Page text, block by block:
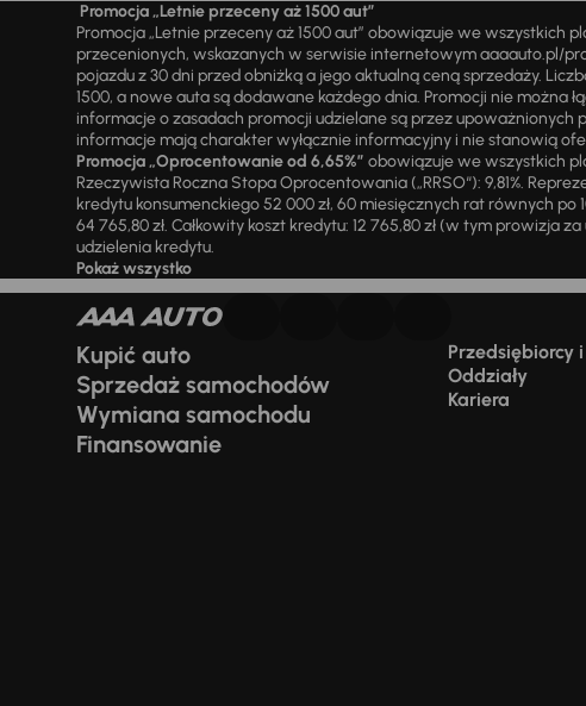
Promocja „Letnie przeceny aż 1500 aut”
Promocja „Letnie przeceny aż 1500 aut” obowiązuje we wszystkich
przecenionych, wskazanych w serwisie internetowym aaaauto.pl/
pojazdu z 30 dni przed obniżką a jego aktualną ceną sprzedaży.
1500, a nowe auta są dodawane każdego dnia. Promocji nie
informacje o zasadach promocji udzielane są przez
informacje mają charakter wyłącznie informacyjny i nie stanowią
Promocja „Oprocentowanie od 6,65%” obowiązuje we wszystkich
Rzeczywista Roczna Stopa Oprocentowania („RRSO“): 9,81%.
kredytu konsumenckiego 52 000 zł, 60 miesięcznych rat równych po
64 765,80 zł. Całkowity koszt kredytu: 12 765,80 zł (w tym prowizja
udzielenia kredytu.
Pokaż wszystko
Kupić auto
Sprzedaż samochodów
Wymiana samochodu
Finansowanie
Przedsiębiorcy
Oddziały
Kariera